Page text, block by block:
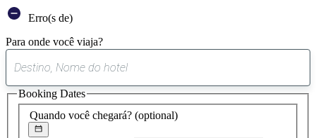
Erro(s de)
Para onde você viaja?
sugestão
encontrada
Quando você chegará? (optional)
Booking Dates